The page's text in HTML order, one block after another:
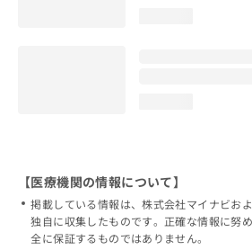
【医療機関の情報について】
掲載している情報は、株式会社マイナビお
独自に収集したものです。正確な情報に努
全に保証するものではありません。